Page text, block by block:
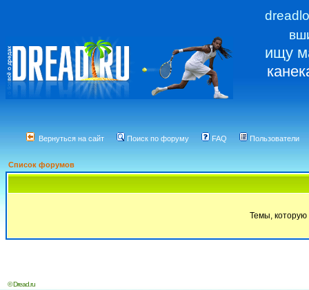
ищу
Вернуться на сайт Поиск по форуму FAQ Пользователи
Список форумов
Темы, которую
© Dread.ru